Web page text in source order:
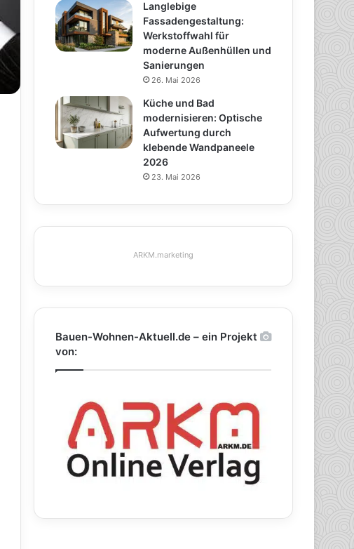
Langlebige
Fassadengestaltung:
Werkstoffwahl für
moderne Außenhüllen und
Sanierungen
26. Mai 2026
Küche und Bad
modernisieren: Optische
Aufwertung durch
klebende Wandpaneele
2026
23. Mai 2026
ARKM.marketing
Bauen-Wohnen-Aktuell.de – ein Projekt
von: